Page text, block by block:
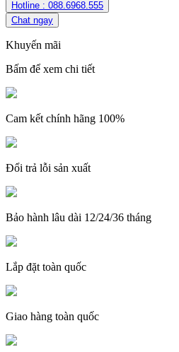
Hotline : 088.6968.555
Chat ngay
Khuyến mãi
Bấm để xem chi tiết
Cam kết chính hãng 100%
Đổi trả lỗi sản xuất
Bảo hành lâu dài 12/24/36 tháng
Lắp đặt toàn quốc
Giao hàng toàn quốc